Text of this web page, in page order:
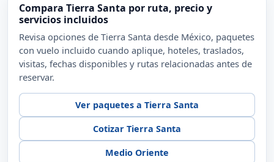
Compara Tierra Santa por ruta, precio y
servicios incluidos
Revisa opciones de Tierra Santa desde México, paquetes
con vuelo incluido cuando aplique, hoteles, traslados,
visitas, fechas disponibles y rutas relacionadas antes de
reservar.
Ver paquetes a Tierra Santa
Cotizar Tierra Santa
Medio Oriente